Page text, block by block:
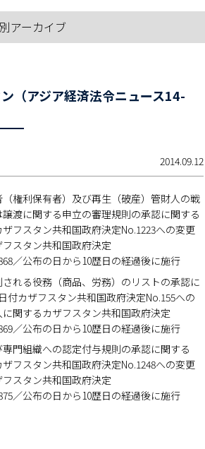
アーカイブ
（アジア経済法令ニュース14-
2014.09.12
権利保有者）及び再生（破産）管財人の戦
渡に関する申立の審理規則の承認に関する
ザフスタン共和国政府決定No.1223への変更
スタン共和国政府決定
／公布の日から10歴日の経過後に施行
れる役務（商品、労務）のリストの承認に
付カザフスタン共和国政府決定No.155への
関するカザフスタン共和国政府決定
／公布の日から10歴日の経過後に施行
門組織への認定付与規則の承認に関する
ザフスタン共和国政府決定No.1248への変更
スタン共和国政府決定
／公布の日から10歴日の経過後に施行